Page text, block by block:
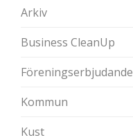
Arkiv
Business CleanUp
Föreningserbjudande
Kommun
Kust